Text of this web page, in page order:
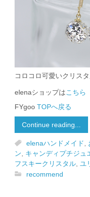
コロコロ可愛いクリス
elenaショップはこちら
FYgoo TOPへ戻る
Continue reading...
elenaハンドメイド
ン, キャンディプチジュ
フスキークリスタル, ユ
recommend